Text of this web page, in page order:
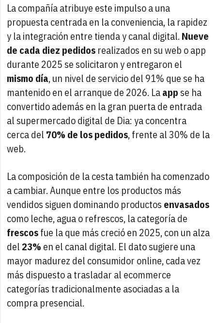
La compañía atribuye este impulso a una
propuesta centrada en la conveniencia, la rapidez
y la integración entre tienda y canal digital. Nueve
de cada diez pedidos realizados en su web o app
durante 2025 se solicitaron y entregaron el
mismo día, un nivel de servicio del 91% que se ha
mantenido en el arranque de 2026. Laapp se ha
convertido además en la gran puerta de entrada
al supermercado digital de Dia: ya concentra
cerca del 70% de los pedidos, frente al 30% de la
web.
La composición de la cesta también ha comenzado
a cambiar. Aunque entre los productos más
vendidos siguen dominando productos envasados
como leche, agua o refrescos, la categoría de
frescosfue la que más creció en 2025, con un alza
del23% en el canal digital. El dato sugiere una
mayor madurez del consumidor online, cada vez
más dispuesto a trasladar al ecommerce
categorías tradicionalmente asociadas a la
compra presencial.